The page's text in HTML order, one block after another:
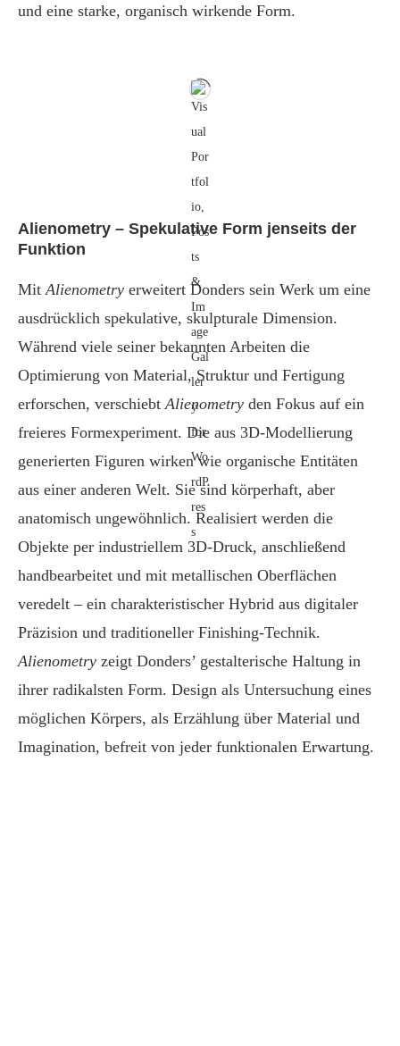
und eine starke, organisch wirkende Form.
Alienometry – Spekulative Form jenseits der
Funktion
MitAlienometry erweitert Donders sein Werk um eine
ausdrücklich spekulative, skulpturale Dimension.
Während viele seiner bekannten Arbeiten die
Optimierung von Material, Struktur und Fertigung
erforschen, verschiebtAlienometry den Fokus auf ein
freieres Formexperiment. Die aus 3D-Modellierung
generierten Figuren wirken wie organische Entitäten
aus einer anderen Welt. Sie sind körperhaft, aber
anatomisch ungewöhnlich. Realisiert werden die
Objekte per industriellem 3D-Druck, anschließend
handbearbeitet und mit metallischen Oberflächen
veredelt – ein charakteristischer Hybrid aus digitaler
Präzision und traditioneller Finishing-Technik.
Alienometry zeigt Donders’ gestalterische Haltung in
ihrer radikalsten Form. Design als Untersuchung eines
möglichen Körpers, als Erzählung über Material und
Imagination, befreit von jeder funktionalen Erwartung.